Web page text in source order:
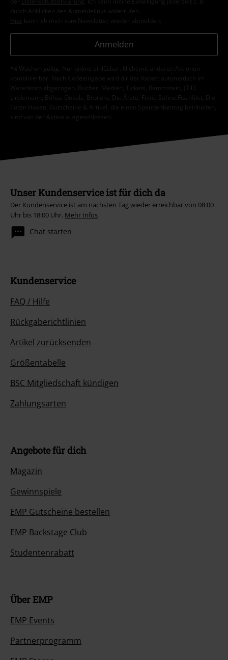
durch Anklicken des Abmeldelinks widerrufen.
Hier kann ich mich vom Newsletter wieder abmelden.
Anmelden
*4 Wochen gültig. Nur online einlösbar. Nicht mit anderen Aktionen
kombinierbar. Nach Codeeingabe wird dir der Rabatt automatisch im
Warenkorb abgezogen. Bücher, Medien, Tickets, Rammstein, (Till)
Lindemann, Böhse Onkelz, Broilers, Die Ärzte, Feine Sahne Fischfilet, Die
Toten Hosen, Gutscheine & Artikel, die einen Spendenbeitrag beinhalten,
sind von der Aktion ausgeschlossen.
Unser Kundenservice ist für dich da
Der Kundenservice ist am nächsten Tag wieder erreichbar von 08:00
Uhr bis 18:00 Uhr. Mehr Infos
Chat starten
Kundenservice
FAQ / Hilfe
Rückgaberichtlinien
Artikel zurücksenden
Größentabelle
BSC Mitgliedschaft kündigen
Zahlungsarten
Angebote für dich
Magazin
Gewinnspiele
EMP Gutscheine bestellen
EMP Backstage Club
Studentenrabatt
Über EMP
EMP Events
Partnerprogramm